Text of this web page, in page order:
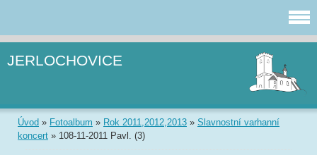
JERLOCHOVICE
Úvod » Fotoalbum » Rok 2011,2012,2013 » Slavnostní varhanní
koncert » 108-11-2011 Pavl. (3)